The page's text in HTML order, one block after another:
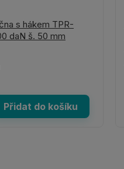
s hákem TPR-
daN š. 50 mm
Přidat do košíku